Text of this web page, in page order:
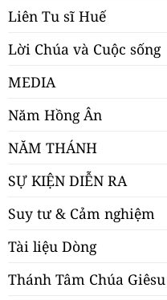
Liên Tu sĩ Huế
Lời Chúa và Cuộc sống
MEDIA
Năm Hồng Ân
NĂM THÁNH
SỰ KIỆN DIỄN RA
Suy tư & Cảm nghiệm
Tài liệu Dòng
Thánh Tâm Chúa Giêsu